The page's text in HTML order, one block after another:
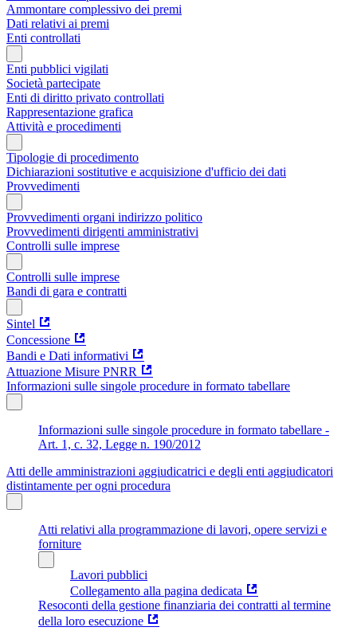
Ammontare complessivo dei premi
Dati relativi ai premi
Enti controllati
Enti pubblici vigilati
Società partecipate
Enti di diritto privato controllati
Rappresentazione grafica
Attività e procedimenti
Tipologie di procedimento
Dichiarazioni sostitutive e acquisizione d'ufficio dei dati
Provvedimenti
Provvedimenti organi indirizzo politico
Provvedimenti dirigenti amministrativi
Controlli sulle imprese
Controlli sulle imprese
Bandi di gara e contratti
Sintel
Concessione
Bandi e Dati informativi
Attuazione Misure PNRR
Informazioni sulle singole procedure in formato tabellare
Informazioni sulle singole procedure in formato tabellare -
Art. 1, c. 32, Legge n. 190/2012
Atti delle amministrazioni aggiudicatrici e degli enti aggiudicatori
distintamente per ogni procedura
Atti relativi alla programmazione di lavori, opere servizi e
forniture
Lavori pubblici
Collegamento alla pagina dedicata
Resoconti della gestione finanziaria dei contratti al termine
della loro esecuzione